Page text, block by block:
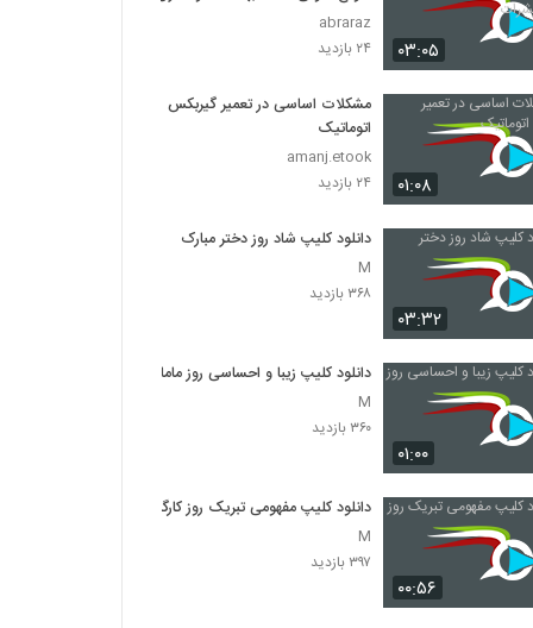
۰۳:۰۵
حشرات
abraraz
۲۴ بازدید
۰۱:۰۸
مشکلات اساسی در تعمیر گیربکس
اتوماتیک
amanj.etook
۲۴ بازدید
۰۳:۳۲
دانلود کلیپ شاد روز دختر مبارک
M
۳۶۸ بازدید
۰۱:۰۰
دانلود کلیپ زیبا و احساسی روز ماما
M
۳۶۰ بازدید
۰۰:۵۶
دانلود کلیپ مفهومی تبریک روز کارگر
M
۳۹۷ بازدید